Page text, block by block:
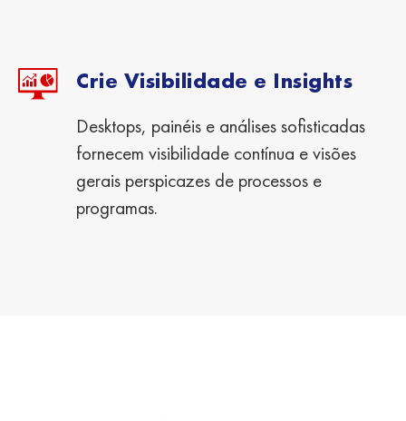
Crie Visibilidade e Insights
Desktops, painéis e análises sofisticadas
fornecem visibilidade contínua e visões
gerais perspicazes de processos e
programas.